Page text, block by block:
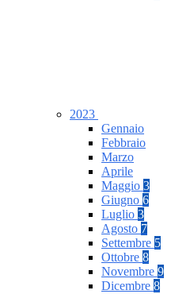
2023
Gennaio
Febbraio
Marzo
Aprile
Maggio 3
Giugno 6
Luglio 3
Agosto 7
Settembre 5
Ottobre 8
Novembre 9
Dicembre 8